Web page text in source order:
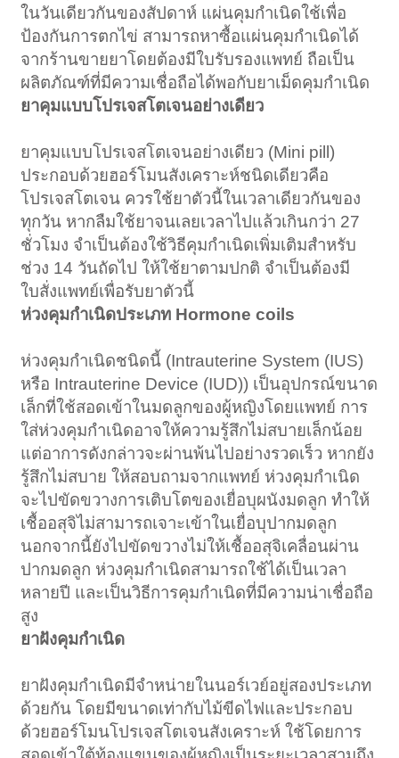
ในวันเดียวกันของสัปดาห์ แผ่นคุมกำเนิดใช้เพื่อ
ป้องกันการตกไข่ สามารถหาซื้อแผ่นคุมกำเนิดได้
จากร้านขายยาโดยต้องมีใบรับรองแพทย์ ถือเป็น
ผลิตภัณฑ์ที่มีความเชื่อถือได้พอกับยาเม็ดคุมกำเนิด
ยาคุมแบบโปรเจสโตเจนอย่างเดียว
ยาคุมแบบโปรเจสโตเจนอย่างเดียว (Mini pill)
ประกอบด้วยฮอร์โมนสังเคราะห์ชนิดเดียวคือ
โปรเจสโตเจน ควรใช้ยาตัวนี้ในเวลาเดียวกันของ
ทุกวัน หากลืมใช้ยาจนเลยเวลาไปแล้วเกินกว่า 27
ชั่วโมง จำเป็นต้องใช้วิธีคุมกำเนิดเพิ่มเติมสำหรับ
ช่วง 14 วันถัดไป ให้ใช้ยาตามปกติ จำเป็นต้องมี
ใบสั่งแพทย์เพื่อรับยาตัวนี้
ห่วงคุมกำเนิดประเภท Hormone coils
ห่วงคุมกำเนิดชนิดนี้ (Intrauterine System (IUS)
หรือ Intrauterine Device (IUD)) เป็นอุปกรณ์ขนาด
เล็กที่ใช้สอดเข้าในมดลูกของผู้หญิงโดยแพทย์ การ
ใส่ห่วงคุมกำเนิดอาจให้ความรู้สึกไม่สบายเล็กน้อย
แต่อาการดังกล่าวจะผ่านพ้นไปอย่างรวดเร็ว หากยัง
รู้สึกไม่สบาย ให้สอบถามจากแพทย์ ห่วงคุมกำเนิด
จะไปขัดขวางการเติบโตของเยื่อบุผนังมดลูก ทำให้
เชื้ออสุจิไม่สามารถเจาะเข้าในเยื่อบุปากมดลูก
นอกจากนี้ยังไปขัดขวางไม่ให้เชื้ออสุจิเคลื่อนผ่าน
ปากมดลูก ห่วงคุมกำเนิดสามารถใช้ได้เป็นเวลา
หลายปี และเป็นวิธีการคุมกำเนิดที่มีความน่าเชื่อถือ
สูง
ยาฝังคุมกำเนิด
ยาฝังคุมกำเนิดมีจำหน่ายในนอร์เวย์อยู่สองประเภท
ด้วยกัน โดยมีขนาดเท่ากับไม้ขีดไฟและประกอบ
ด้วยฮอร์โมนโปรเจสโตเจนสังเคราะห์ ใช้โดยการ